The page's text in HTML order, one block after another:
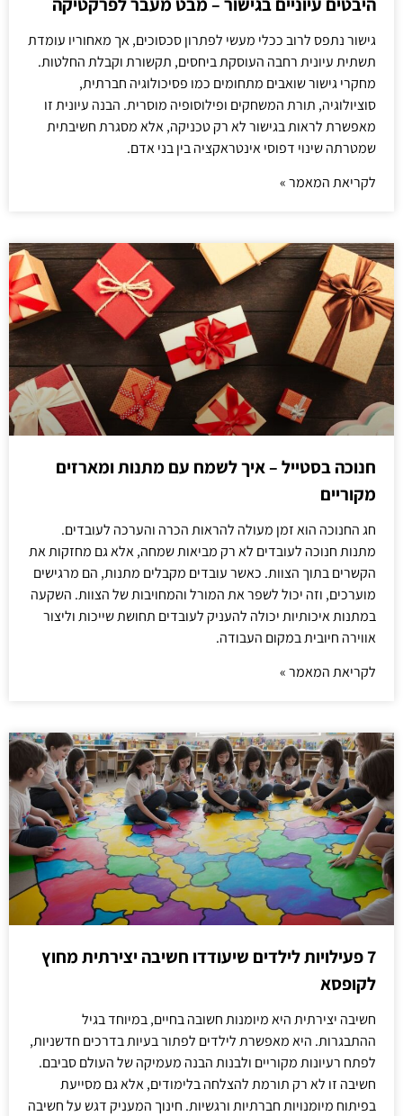
גישור נתפס לרוב ככלי מעשי לפתרון סכסוכים, אך מאחוריו עומדת
תשתית עיונית רחבה העוסקת ביחסים, תקשורת וקבלת החלטות.
מחקרי גישור שואבים מתחומים כמו פסיכולוגיה חברתית,
סוציולוגיה, תורת המשחקים ופילוסופיה מוסרית. הבנה עיונית זו
מאפשרת לראות בגישור לא רק טכניקה, אלא מסגרת חשיבתית
שמטרתה שינוי דפוסי אינטראקציה בין בני אדם.
לקריאת המאמר »
חנוכה בסטייל – איך לשמח עם מתנות ומארזים
מקוריים
חג החנוכה הוא זמן מעולה להראות הכרה והערכה לעובדים.
מתנות חנוכה לעובדים לא רק מביאות שמחה, אלא גם מחזקות את
הקשרים בתוך הצוות. כאשר עובדים מקבלים מתנות, הם מרגישים
מוערכים, וזה יכול לשפר את המורל והמחויבות של הצוות. השקעה
במתנות איכותיות יכולה להעניק לעובדים תחושת שייכות וליצור
אווירה חיובית במקום העבודה.
לקריאת המאמר »
7 פעילויות לילדים שיעודדו חשיבה יצירתית מחוץ
לקופסא
חשיבה יצירתית היא מיומנות חשובה בחיים, במיוחד בגיל
ההתבגרות. היא מאפשרת לילדים לפתור בעיות בדרכים חדשניות,
לפתח רעיונות מקוריים ולבנות הבנה מעמיקה של העולם סביבם.
חשיבה זו לא רק תורמת להצלחה בלימודים, אלא גם מסייעת
בפיתוח מיומנויות חברתיות ורגשיות. חינוך המעניק דגש על חשיבה